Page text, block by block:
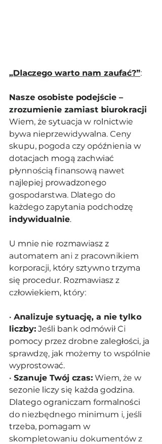
„Dlaczego warto nam zaufać?”:
Nasze osobiste podejście –
zrozumienie zamiast biurokracji
Wiem, że sytuacja w rolnictwie
bywa nieprzewidywalna. Ceny
skupu, pogoda czy opóźnienia w
dotacjach mogą zachwiać
płynnością finansową nawet
najlepiej prowadzonego
gospodarstwa. Dlatego do
każdego zapytania podchodzę
indywidualnie.
U mnie nie rozmawiasz z
automatem ani z pracownikiem
korporacji, który sztywno trzyma
się procedur. Rozmawiasz z
człowiekiem, który:
• Analizuje sytuację, a nie tylko
liczby: Jeśli bank odmówił Ci
pomocy przez drobne zaległości, ja
sprawdzę, jak możemy to wspólnie
wyprostować.
• Szanuje Twój czas: Wiem, że w
sezonie liczy się każda godzina.
Dlatego ograniczam formalności
do niezbędnego minimum i, jeśli
trzeba, pomagam w
skompletowaniu dokumentów z